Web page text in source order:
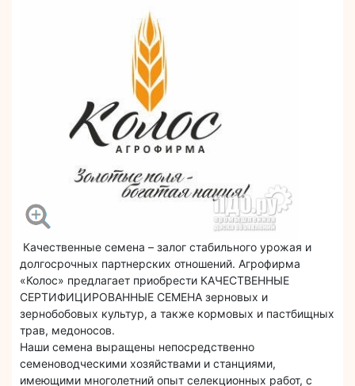
Качественные семена – залог стабильного урожая и
долгосрочных партнерских отношений. Агрофирма
«Колос» предлагает приобрести КАЧЕСТВЕННЫЕ
СЕРТИФИЦИРОВАННЫЕ СЕМЕНА зерновых и
зернобобовых культур, а также кормовых и пастбищных
трав, медоносов.
Наши семена выращены непосредственно
семеноводческими хозяйствами и станциями,
имеющими многолетний опыт селекционных работ, с